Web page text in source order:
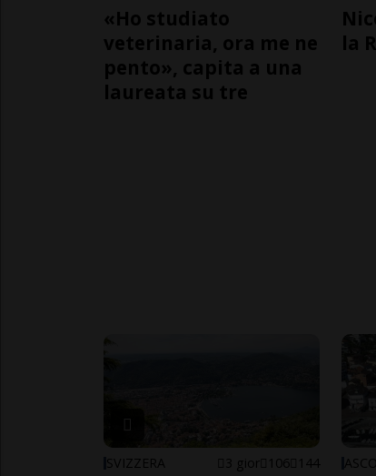
«Ho studiato
veterinaria, ora me ne
pento», capita a una
laureata su tre
la
SVIZZERA 3 gior 106 144